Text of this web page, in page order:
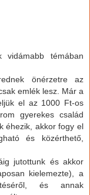
vidámabb témában
önérzetre az
emlék lesz. Már a
el az 1000 Ft-os
gyerekes család
éhezik, akkor fogy el
és közérthető,
jutottunk és akkor
kielemezte), a
és annak